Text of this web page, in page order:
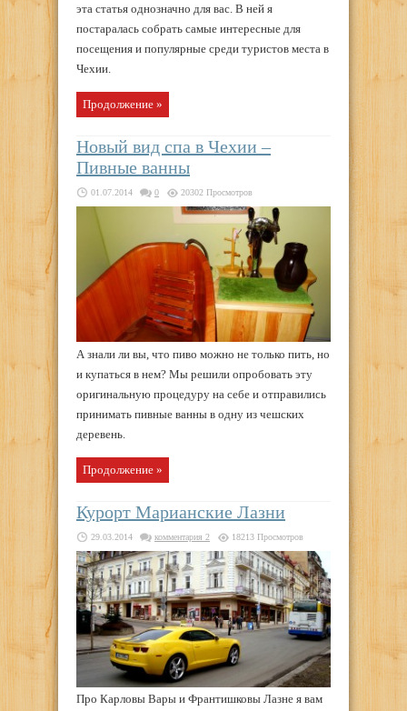
эта статья однозначно для вас. В ней я
постаралась собрать самые интересные для
посещения и популярные среди туристов места в
Чехии.
Продолжение »
Новый вид спа в Чехии –
Пивные ванны
01.07.2014 0 20302 Просмотров
А знали ли вы, что пиво можно не только пить, но
и купаться в нем? Мы решили опробовать эту
оригинальную процедуру на себе и отправились
принимать пивные ванны в одну из чешских
деревень.
Продолжение »
Курорт Марианские Лазни
29.03.2014 комментария 2 18213 Просмотров
Про Карловы Вары и Франтишковы Лазне я вам